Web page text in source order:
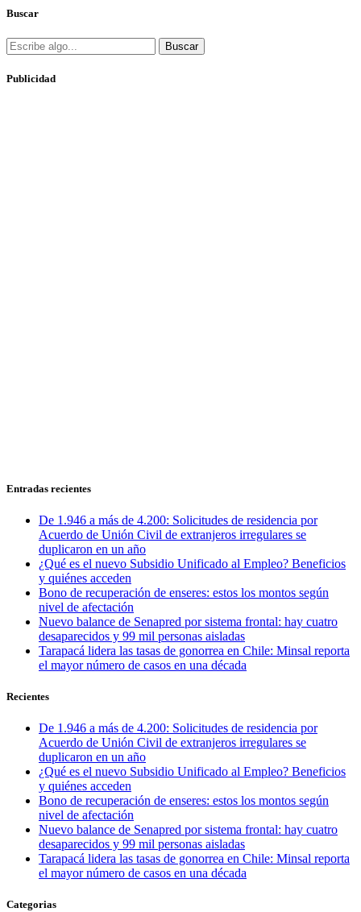
Buscar
Buscar
Publicidad
Entradas recientes
De 1.946 a más de 4.200: Solicitudes de residencia por
Acuerdo de Unión Civil de extranjeros irregulares se
duplicaron en un año
¿Qué es el nuevo Subsidio Unificado al Empleo? Beneficios
y quiénes acceden
Bono de recuperación de enseres: estos los montos según
nivel de afectación
Nuevo balance de Senapred por sistema frontal: hay cuatro
desaparecidos y 99 mil personas aisladas
Tarapacá lidera las tasas de gonorrea en Chile: Minsal reporta
el mayor número de casos en una década
Recientes
De 1.946 a más de 4.200: Solicitudes de residencia por
Acuerdo de Unión Civil de extranjeros irregulares se
duplicaron en un año
¿Qué es el nuevo Subsidio Unificado al Empleo? Beneficios
y quiénes acceden
Bono de recuperación de enseres: estos los montos según
nivel de afectación
Nuevo balance de Senapred por sistema frontal: hay cuatro
desaparecidos y 99 mil personas aisladas
Tarapacá lidera las tasas de gonorrea en Chile: Minsal reporta
el mayor número de casos en una década
Categorias